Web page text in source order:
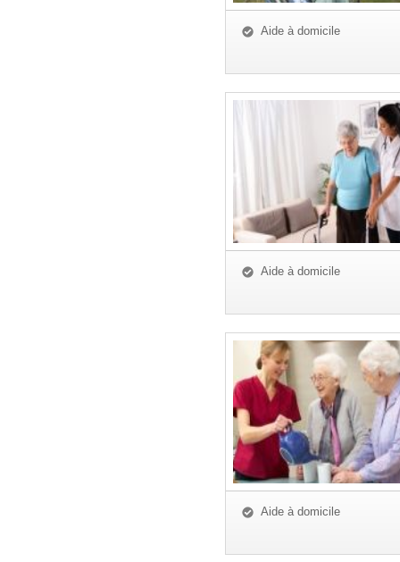
Aide à domicile
Aide à domicile
Aide à domicile